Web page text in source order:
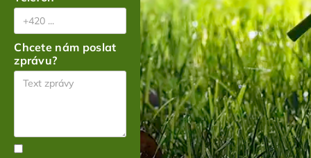
Chcete nám poslat
zprávu?